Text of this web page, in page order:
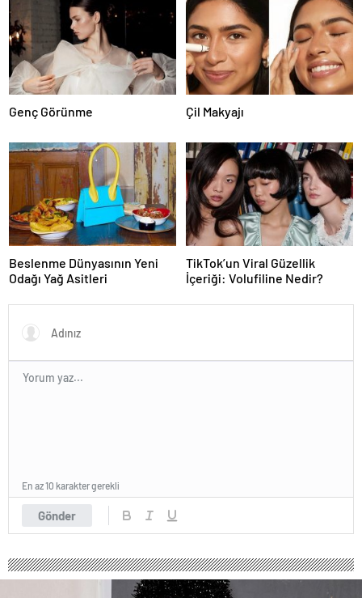
Genç Görünme Çil Makyajı
Beslenme Dünyasının Yeni
Odağı Yağ Asitleri
TikTok’un Viral Güzellik
İçeriği: Volufiline Nedir?
Gönder
En az 10 karakter gerekli